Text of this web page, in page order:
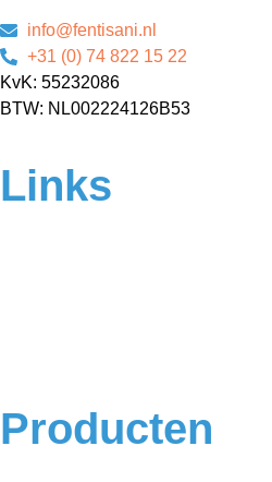
info@fentisani.nl
+31 (0) 74 822 15 22
KvK: 55232086
BTW: NL002224126B53
Links
Producten